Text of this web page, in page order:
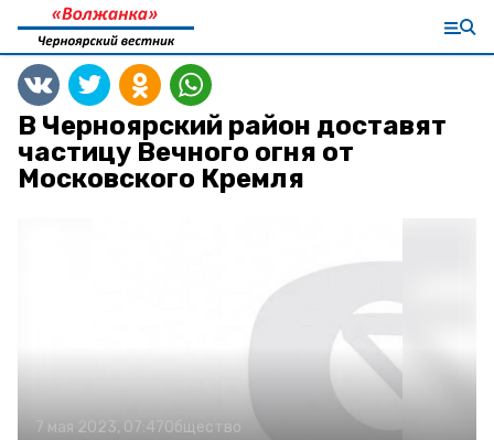
В Черноярский район доставят
частицу Вечного огня от
Московского Кремля
7 мая 2023, 07:47Общество